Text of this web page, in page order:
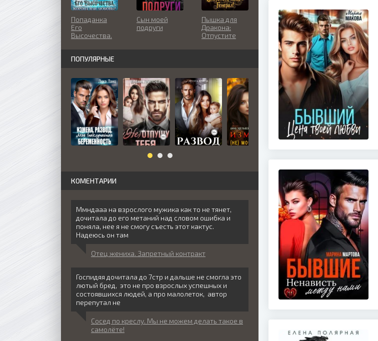
Попаданка
Его
Высочества.
любовь?
Сын моей
подруги
Пышка для
Дракона:
Отпустите
Генерал!
ПОПУЛЯРНЫЕ
КОМЕНТАРИИ
Ммндааа на взрослого мужика как то не тянет,
дочитала до его метаний над словом ошибка и
поняла, нее я не смогу съесть этот кактус.
Надеюсь он там
Отец жениха. Запретный контракт
Госпидяя дочитала до 7стр и дальше не смогла это
лютый бред, это не про взрослых успешных и
состоявшихся людей, а про малолеток, автор
перепутал не
Сосед по креслу. Мы не можем делать такое в
самолёте!